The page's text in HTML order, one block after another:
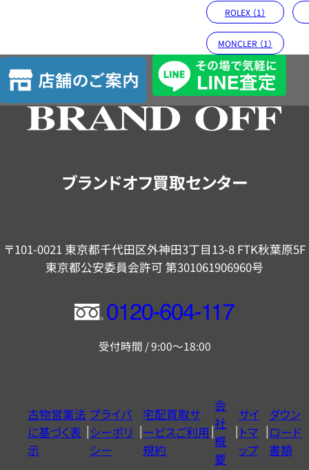
ROLEX （1）
MONCLER （1）
店
舗
の
ブランドオフ買取センター
〒101-0021 東京都千代田区外神田3丁目13-8 FTK秋葉原5F
東京都公安委員会許可 第301061906960号
フ
ー
ヤ
ル
0120604117
受付時間 / 9:00～18:00
古物営業法
に基づく表
示
プライバ
シーポリ
シー
宅配買取サ
ービスご利用
規約
会
社
概
要
サイ
トマ
ップ
ダウン
ロード
書類